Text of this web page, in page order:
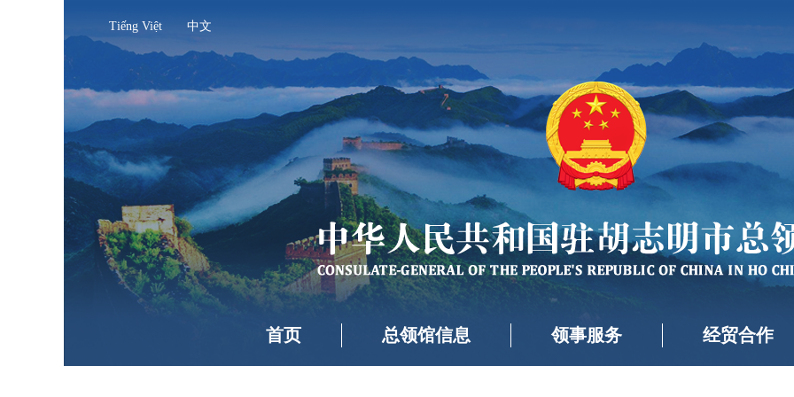
Tiếng Việt 中文
首页 总领馆信息 领事服务 经贸合作